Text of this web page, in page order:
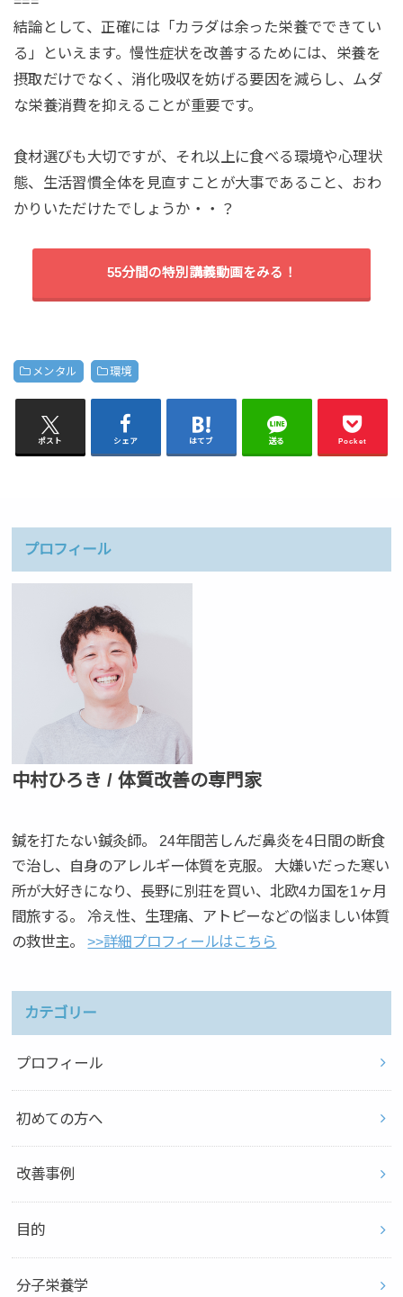
結論として、正確には「カラダは余った栄養でできてい
る」といえます。慢性症状を改善するためには、栄養を
摂取だけでなく、消化吸収を妨げる要因を減らし、ムダ
な栄養消費を抑えることが重要です。
食材選びも大切ですが、それ以上に食べる環境や心理状
態、生活習慣全体を見直すことが大事であること、おわ
かりいただけたでしょうか・・？
55分間の特別講義動画をみる！
メンタル 環境
ポスト シェア はてブ 送る Pocket
プロフィール
中村ひろき / 体質改善の専門家
鍼を打たない鍼灸師。 24年間苦しんだ鼻炎を4日間の断食
で治し、自身のアレルギー体質を克服。 大嫌いだった寒い
所が大好きになり、長野に別荘を買い、北欧4カ国を1ヶ月
間旅する。 冷え性、生理痛、アトピーなどの悩ましい体質
の救世主。>>詳細プロフィールはこちら
カテゴリー
プロフィール
初めての方へ
改善事例
目的
分子栄養学